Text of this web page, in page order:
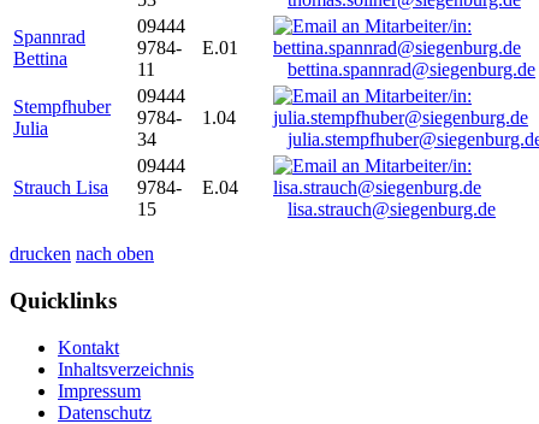
Spannrad
Bettina
09444
9784-
11
E.01
bettina.spannrad@siegenburg.de
Stempfhuber
Julia
09444
9784-
34
1.04
Strauch Lisa
09444
9784-
15
E.04
lisa.strauch@siegenburg.de
drucken nach oben
Quicklinks
Kontakt
Inhaltsverzeichnis
Impressum
Datenschutz